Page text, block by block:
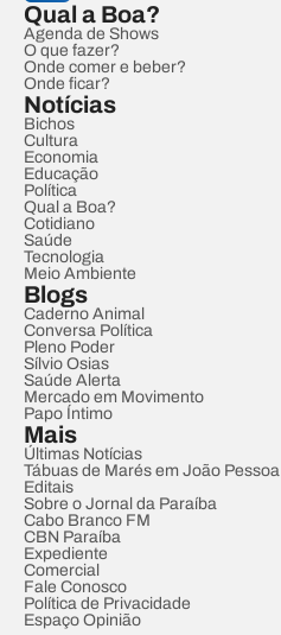
Qual a Boa?
Agenda de Shows
O que fazer?
Onde comer e beber?
Onde ficar?
Notícias
Bichos
Cultura
Economia
Educação
Política
Qual a Boa?
Cotidiano
Saúde
Tecnologia
Meio Ambiente
Blogs
Caderno Animal
Conversa Política
Pleno Poder
Sílvio Osias
Saúde Alerta
Mercado em Movimento
Papo Íntimo
Mais
Últimas Notícias
Tábuas de Marés em João Pessoa
Editais
Sobre o Jornal da Paraíba
Cabo Branco FM
CBN Paraíba
Expediente
Comercial
Fale Conosco
Política de Privacidade
Espaço Opinião